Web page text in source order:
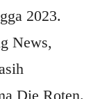
2023.
News,
Die Roten.